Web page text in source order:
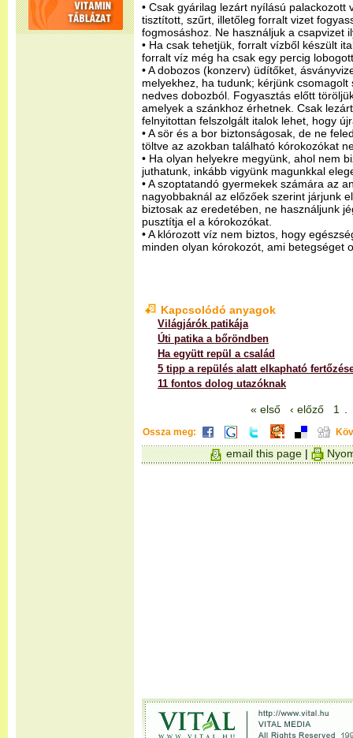
• Csak gyárilag lezárt nyílású palackozott
tisztított, szűrt, illetőleg forralt vizet
fogmosáshoz. Ne használjuk a csapvizet
• Ha csak tehetjük, forralt vízből készült
forralt víz még ha csak egy percig
• A dobozos (konzerv) üdítőket,
melyekhez, ha tudunk; kérjünk
nedves dobozból. Fogyasztás előtt
amelyek a szánkhoz érhetnek. Csak
felnyitottan felszolgált italok lehet, hogy
• A sör és a bor biztonságosak, de ne
töltve az azokban található kórokozókat
• Ha olyan helyekre megyünk, ahol nem
juthatunk, inkább vigyünk magunkkal
• A szoptatandó gyermekek számára az
nagyobbaknál az előzőek szerint járjunk
biztosak az eredetében, ne használjunk
pusztítja el a kórokozókat.
• A klórozott víz nem biztos, hogy
minden olyan kórokozót, ami betegséget
Kapcsolódó anyagok
Világjárók patikája
Úti patika a bőröndben
Ha együtt repül a család
5 tipp a repülés alatt elkapható
11 fontos dolog utazóknak
« első ‹ előző 1
Ossza meg:
email this page |